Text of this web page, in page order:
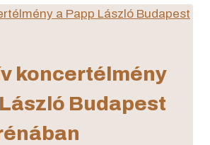
koncertélmény
Budapest